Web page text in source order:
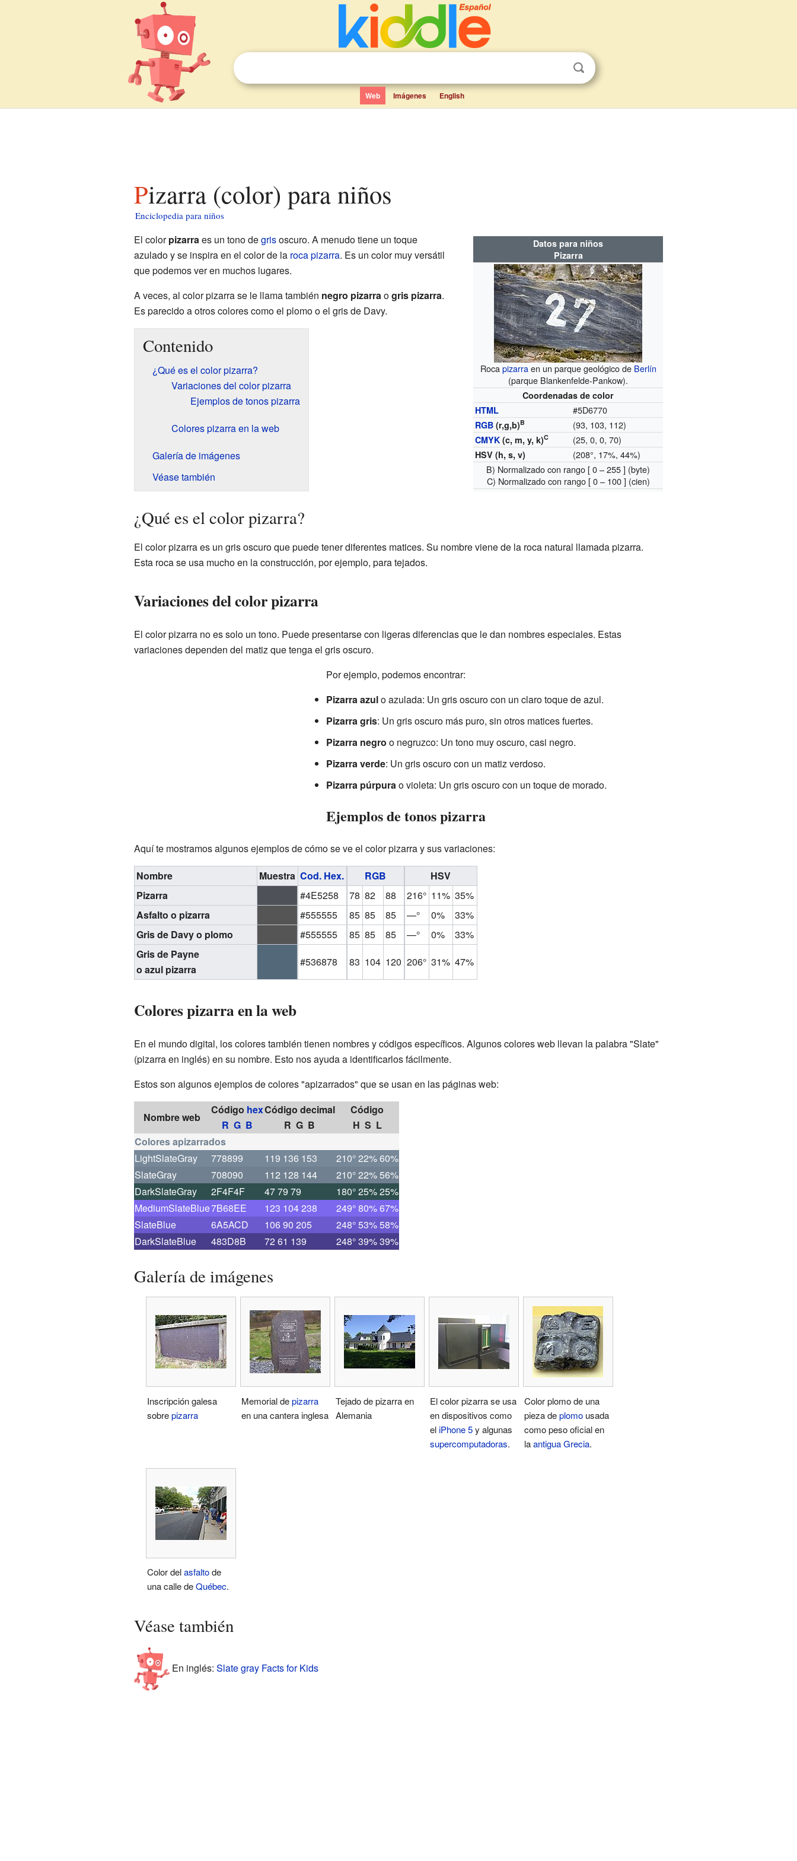
Web Imágenes English
Pizarra (color) para niños
Enciclopedia para niños
Datos para niños
Pizarra
Rocapizarraen un parque geológico de Berlín
(parque Blankenfelde-Pankow).
Coordenadas de color
HTML
#5D6770
RGB (r,g,b)B (93, 103, 112)
CMYK (c, m, y, k)C (25, 0, 0, 70)
HSV(h, s, v)
(208°, 17%, 44%)
B) Normalizado con rango [ 0 – 255 ] (byte)
C) Normalizado con rango [ 0 – 100 ] (cien)
El colorpizarraes un tono degrisoscuro. A menudo tiene un toque
azulado y se inspira en el color de la roca pizarra. Es un color muy versátil
que podemos ver en muchos lugares.
A veces, al color pizarra se le llama también negro pizarraogris pizarra.
Es parecido a otros colores como el plomo o el gris de Davy.
Contenido
¿Qué es el color pizarra?
Variaciones del color pizarra
Ejemplos de tonos pizarra
Colores pizarra en la web
Galería de imágenes
Véase también
¿Qué es el color pizarra?
El color pizarra es un gris oscuro que puede tener diferentes matices. Su nombre viene de la roca natural llamada pizarra.
Esta roca se usa mucho en la construcción, por ejemplo, para tejados.
Variaciones del color pizarra
El color pizarra no es solo un tono. Puede presentarse con ligeras diferencias que le dan nombres especiales. Estas
variaciones dependen del matiz que tenga el gris oscuro.
Por ejemplo, podemos encontrar:
Pizarra azulo azulada: Un gris oscuro con un claro toque de azul.
Pizarra gris: Un gris oscuro más puro, sin otros matices fuertes.
Pizarra negro o negruzco: Un tono muy oscuro, casi negro.
Pizarra verde: Un gris oscuro con un matiz verdoso.
Pizarra púrpurao violeta: Un gris oscuro con un toque de morado.
Ejemplos de tonos pizarra
Aquí te mostramos algunos ejemplos de cómo se ve el color pizarra y sus variaciones:
Nombre
Muestra Cod. Hex. RGB
HSV
Pizarra
#4E5258 78 82 88 216° 11% 35%
Asfalto o pizarra
#555555 85 85 85 —° 0%
33%
Gris de Davy o plomo
#555555 85 85 85 —° 0%
33%
Gris de Payne
o azul pizarra
#536878 83 104 120 206° 31% 47%
Colores pizarra en la web
En el mundo digital, los colores también tienen nombres y códigos específicos. Algunos colores web llevan la palabra "Slate"
(pizarra en inglés) en su nombre. Esto nos ayuda a identificarlos fácilmente.
Estos son algunos ejemplos de colores "apizarrados" que se usan en las páginas web:
Nombre web
Código hex
R G B
Código decimal
R G B
Código
H S L
Coloresapizarrados
LightSlateGray
778899 119 136 153
210° 22% 60%
SlateGray
708090 112 128 144
210° 22% 56%
DarkSlateGray
2F4F4F 47 79 79
180° 25% 25%
MediumSlateBlue7B68EE 123 104 238
249° 80% 67%
SlateBlue
6A5ACD 106 90 205
248° 53% 58%
DarkSlateBlue
483D8B 72 61 139 248° 39% 39%
Galería de imágenes
Inscripción galesa
sobrepizarra
Memorial depizarra
en una cantera inglesa
Tejado de pizarra en
Alemania
El color pizarra se usa
en dispositivos como
eliPhone 5y algunas
supercomputadoras.
Color plomo de una
pieza deplomousada
como peso oficial en
laantigua Grecia.
Color delasfaltode
una calle deQuébec.
Véase también
En inglés: Slate gray Facts for Kids